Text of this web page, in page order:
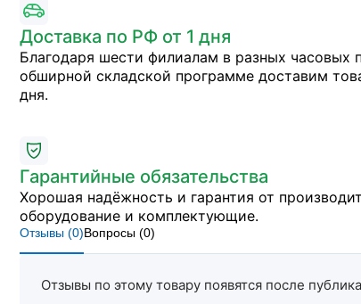
Доставка по РФ от 1 дня
Благодаря шести филиалам в разных часовых
обширной складской программе доставим
дня.
Гарантийные обязательства
Хорошая надёжность и гарантия от
оборудование и комплектующие.
Отзывы (0)Вопросы (0)
Отзывы по этому товару появятся после